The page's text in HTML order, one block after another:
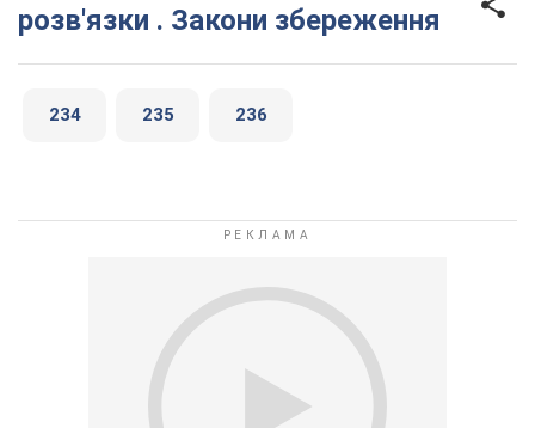
розв'язки . Закони збереження
234 235 236